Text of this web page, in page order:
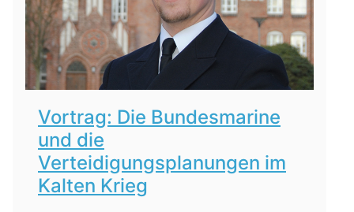
Vortrag: Die Bundesmarine
und die
Verteidigungsplanungen im
Kalten Krieg